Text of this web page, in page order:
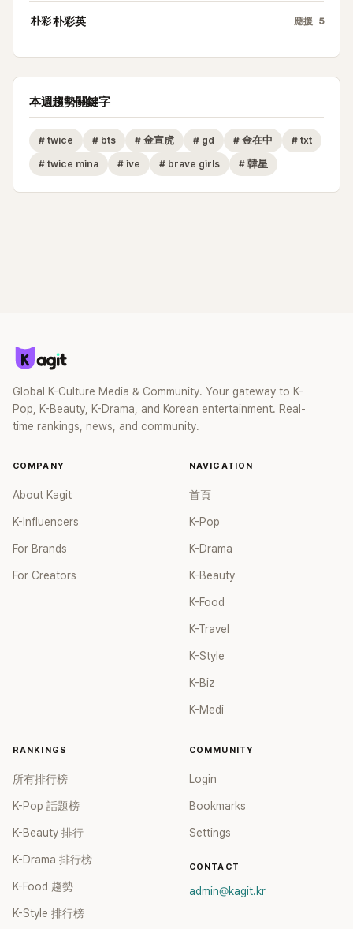
朴彩朴彩英 應援 5
本週趨勢關鍵字
# twice # bts # 金宣虎 # gd # 金在中 # txt
# twice mina # ive # brave girls # 韓星
Global K-Culture Media & Community. Your gateway to K-
Pop, K-Beauty, K-Drama, and Korean entertainment. Real-
time rankings, news, and community.
COMPANY
About Kagit
K-Influencers
For Brands
For Creators
NAVIGATION
首頁
K-Pop
K-Drama
K-Beauty
K-Food
K-Travel
K-Style
K-Biz
K-Medi
RANKINGS
所有排行榜
K-Pop 話題榜
K-Beauty 排行
K-Drama 排行榜
K-Food 趨勢
K-Style 排行榜
COMMUNITY
Login
Bookmarks
Settings
CONTACT
admin@kagit.kr